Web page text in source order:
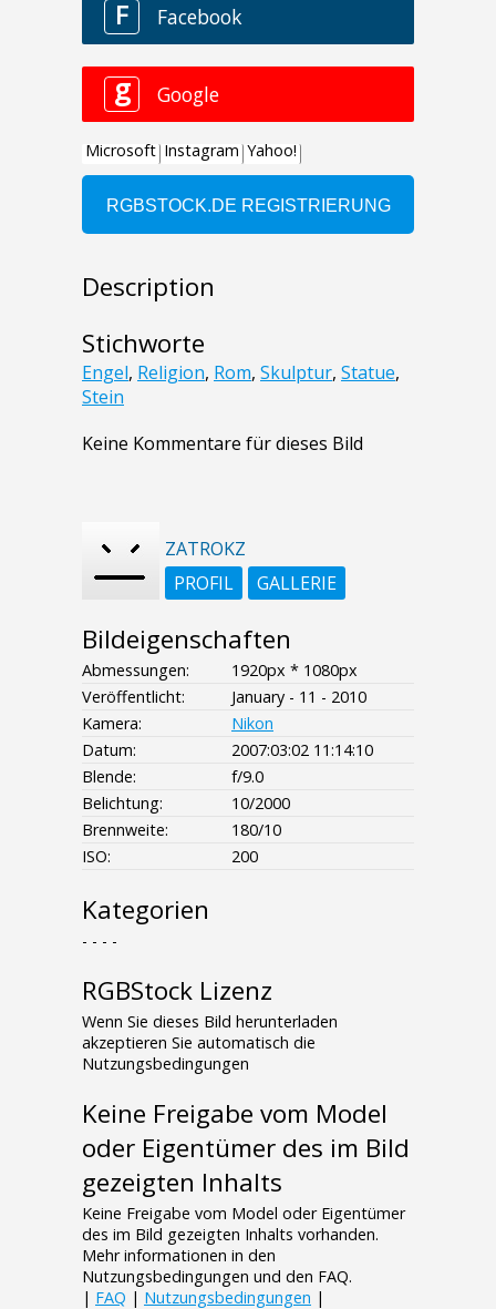
Description
Stichworte
Engel, Religion, Rom, Skulptur, Statue,
Stein
Keine Kommentare für dieses Bild
ZATROKZ
PROFIL
GALLERIE
Bildeigenschaften
Abmessungen:
1920px * 1080px
Veröffentlicht:
January - 11 - 2010
Kamera:
Nikon
Datum:
2007:03:02 11:14:10
Blende:
f/9.0
Belichtung:
10/2000
Brennweite:
180/10
ISO:
200
Kategorien
- - - -
RGBStock Lizenz
Wenn Sie dieses Bild herunterladen
akzeptieren Sie automatisch die
Nutzungsbedingungen
Keine Freigabe vom Model
oder Eigentümer des im Bild
gezeigten Inhalts
Keine Freigabe vom Model oder Eigentümer
des im Bild gezeigten Inhalts vorhanden.
Mehr informationen in den
Nutzungsbedingungen und den FAQ.
| FAQ | Nutzungsbedingungen |